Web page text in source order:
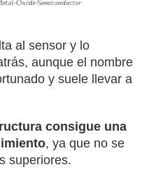
al sensor y lo
aunque el nombre
y suele llevar a
consigue una
, ya que no se
superiores.